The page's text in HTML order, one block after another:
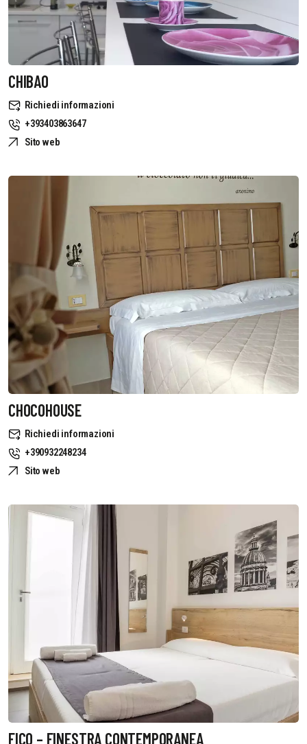
CHIBAO
Richiedi informazioni
+393403863647
Sito web
CHOCOHOUSE
Richiedi informazioni
+390932248234
Sito web
FICO – FINESTRA CONTEMPORANEA